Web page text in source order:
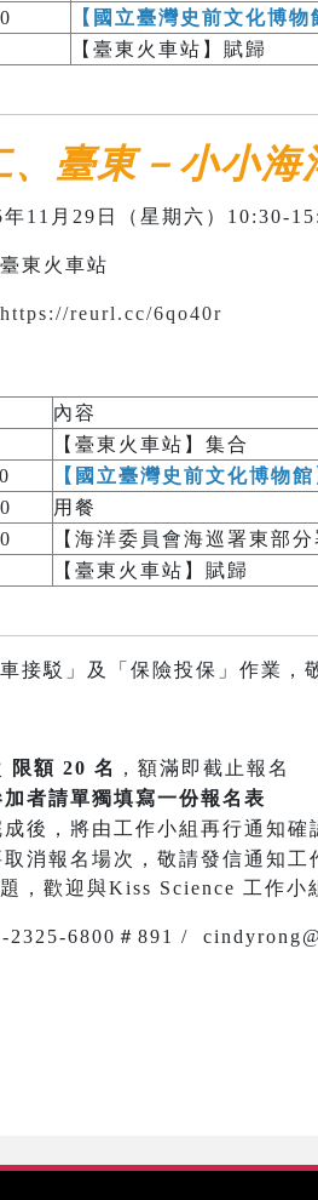
【國立臺灣史前文化博
【臺東火車站】賦歸
、臺東－小小
年11月29日（星期六）10:30-
東火車站
https://reurl.cc/6qo40r
內容
【臺東火車站】集合
【國立臺灣史前文化博物
用餐
【海洋委員會海巡署東部
【臺東火車站】賦歸
接駁」及「保險投保」作業，
限額 20 名
，額滿即截止報名
者請單獨填寫一份報名表
後，將由工作小組再行通知確
取消報名場次，敬請發信通知
，歡迎與Kiss Science 工作小
2325-6800＃891 /